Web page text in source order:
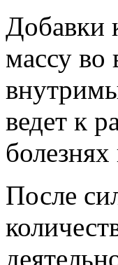
Добавки
массу во
ведет к
болезнях
После